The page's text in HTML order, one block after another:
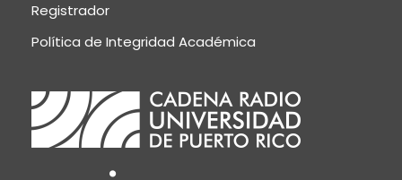
Registrador
Política de Integridad Académica